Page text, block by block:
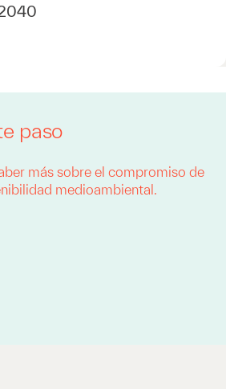
paso
más sobre el compromiso de
medioambiental.